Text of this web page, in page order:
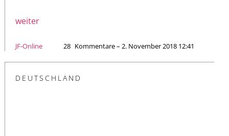
weiter
JF-Online 28 Kommentare – 2. November 2018 12:41
DEUTSCHLAND